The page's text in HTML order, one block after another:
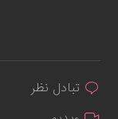
تبادل نظر